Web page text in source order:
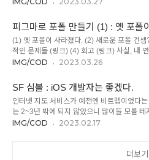
립된 이야기를 한 장에 담아도 각각의 내용이
러 장점이 있을 것 같은데 더 공부해 봐야지.
이 둘을 섞으면 괜찮은 게 나오겠다고 생각한
래는 반 포기 상태였거든. 이전 컨셉이 실패한
지도 않았을 뿐더러, 이미 흥미를 잃은 상태였
셉이란 게 별 거 아니란 생각 ^^ 이게 내게는
반성인데, 인위적으로 컨셉을 잡으려던 게 괜
않았었나... Geometric을 쓴다는 것 + 큰..
피그마로 포폴 만들기 (1) : 옛 포폴
(1) 옛 포폴이 사라졌다. (2) 새로운 포폴 컨
적인 문제들 (링크) (4) 회고 (링크) 사실, 내
다지 중요하지 않아. 경력이 10년 안쪽이라면
20년 남짓의 내 경력이라면 무엇을 했는가, 어
알면 나머지는 그다지 중요하지 않거든. (시장
그런 사회에 동의한다는 뜻은 아니고) 연차가
참여도, 공헌도(?) 같은 것도 의미가 없어지는
웬만한 곳에서는 대개 "이끄는" 포지션이기 때
IMG/COD 2023.03.26
SF 심볼 : iOS 개발자는 좋겠다.
인터넷 지도 서비스가 예전엔 비트맵이었다는
는 2~3년 밖에 되지 않았으니 많이들 모를 테
라 온 아래 이미지를 보면, 화면 변환 시에 느
어. 이건 서비스 단위의 변화이기도 하고, 개발
IMG/COD 2023.02.17
더보기